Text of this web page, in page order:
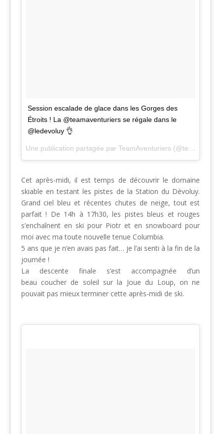
Session escalade de glace dans les Gorges des
Étroits ! La @teamaventuriers se régale dans le
@ledevoluy 👌
Une publication partagée par TeamAventuriers (@teamaventuriers) le
Cet après-midi, il est temps de découvrir le domaine
skiable en testant les pistes de la Station du Dévoluy.
Grand ciel bleu et récentes chutes de neige, tout est
parfait ! De 14h à 17h30, les pistes bleus et rouges
s’enchaînent en ski pour Piotr et en snowboard pour
moi avec ma toute nouvelle tenue Columbia.
5 ans que je n’en avais pas fait… je l’ai senti à la fin de la
journée !
La descente finale s’est accompagnée d’un
beau coucher de soleil sur la Joue du Loup, on ne
pouvait pas mieux terminer cette après-midi de ski.